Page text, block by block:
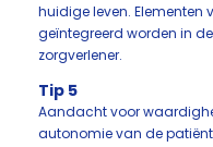
huidige leven. Elementen
geïntegreerd worden in
zorgverlener.
Tip 5
Aandacht voor
autonomie van de